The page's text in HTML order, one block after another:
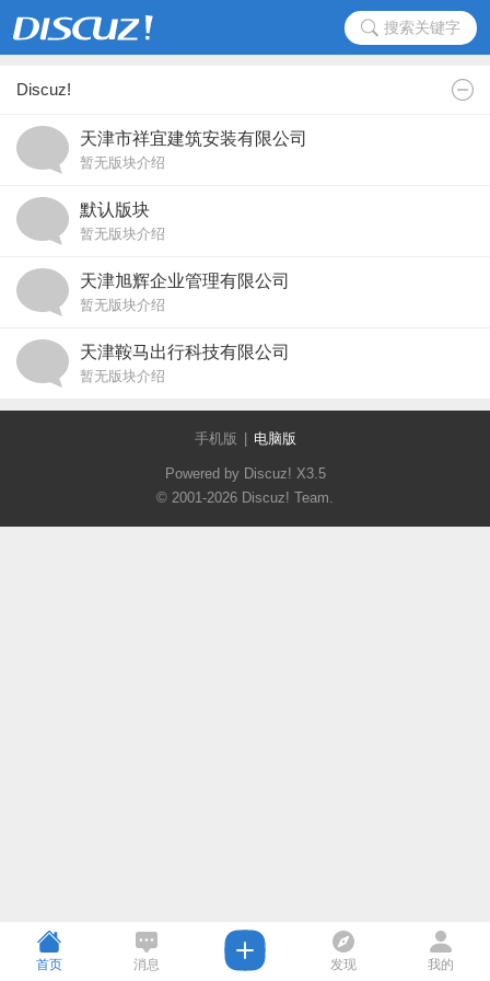
搜索关键字
Discuz!
天津市祥宜建筑安装有限公司
暂无版块介绍
默认版块
暂无版块介绍
天津旭辉企业管理有限公司
暂无版块介绍
天津鞍马出行科技有限公司
暂无版块介绍
手机版 电脑版
Powered by Discuz! X3.5
© 2001-2026 Discuz! Team.
首页 消息 发现 我的